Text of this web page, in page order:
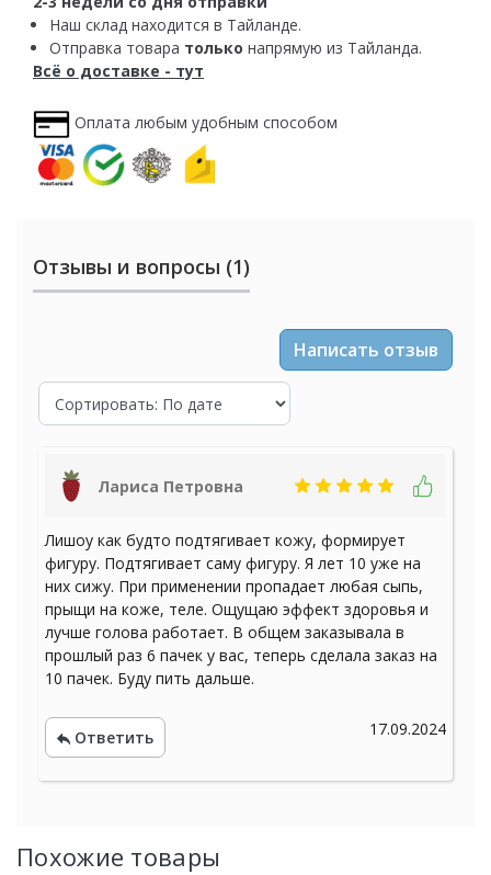
Наш склад находится в Тайланде.
Отправка товара только напрямую из Тайланда.
Всё о доставке - тут
Оплата любым удобным способом
Отзывы и вопросы (1)
Написать отзыв
Лариса Петровна
Лишоу как будто подтягивает кожу, формирует
фигуру. Подтягивает саму фигуру. Я лет 10 уже на
них сижу. При применении пропадает любая сыпь,
прыщи на коже, теле. Ощущаю эффект здоровья и
лучше голова работает. В общем заказывала в
прошлый раз 6 пачек у вас, теперь сделала заказ на
10 пачек. Буду пить дальше.
17.09.2024
Ответить
Похожие товары